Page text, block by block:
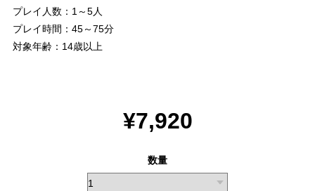
プレイ人数：1～5人
プレイ時間：45～75分
対象年齢：14歳以上
¥7,920
数量